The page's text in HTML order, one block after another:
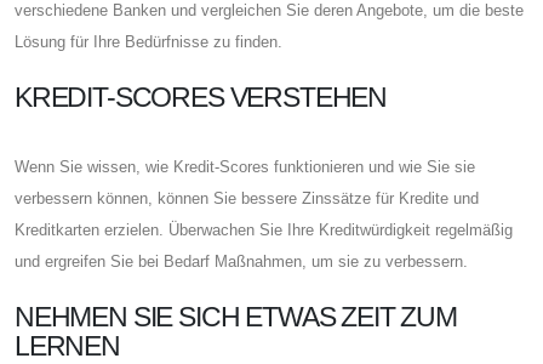
verschiedene Banken und vergleichen Sie deren Angebote, um die beste
Lösung für Ihre Bedürfnisse zu finden.
KREDIT-SCORES VERSTEHEN
Wenn Sie wissen, wie Kredit-Scores funktionieren und wie Sie sie
verbessern können, können Sie bessere Zinssätze für Kredite und
Kreditkarten erzielen. Überwachen Sie Ihre Kreditwürdigkeit regelmäßig
und ergreifen Sie bei Bedarf Maßnahmen, um sie zu verbessern.
NEHMEN SIE SICH ETWAS ZEIT ZUM
LERNEN